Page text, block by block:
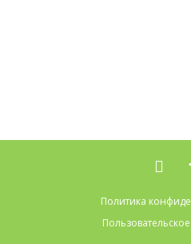
Политика